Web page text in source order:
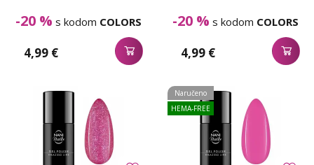
-20 % s kodom COLORS
4,99 €
-20 % s kodom COLORS
4,99 €
Naručeno
HEMA-FREE